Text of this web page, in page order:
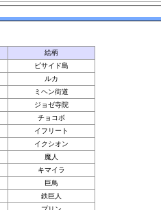
絵柄
ビサイド島
ルカ
ミヘン街道
ジョゼ寺院
チョコボ
イフリート
イクシオン
魔人
キマイラ
巨鳥
鉄巨人